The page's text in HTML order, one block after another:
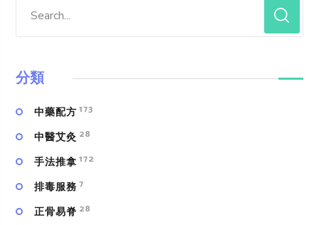
分類
中藥配方 173
中醫艾灸 28
手法推拿 172
排毒服務 7
正骨易脊 28